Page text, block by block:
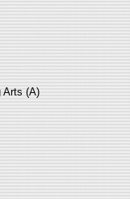
Arts (A)